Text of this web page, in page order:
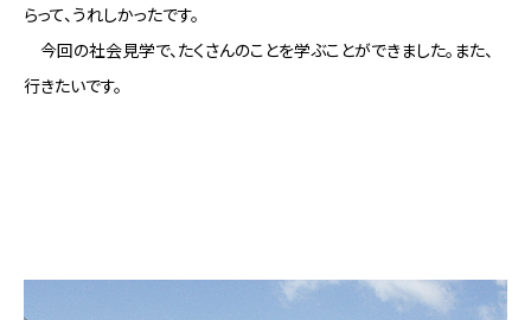
らって、うれしかったです。
今回の社会見学で、たくさんのことを学ぶことができました。また、
行きたいです。